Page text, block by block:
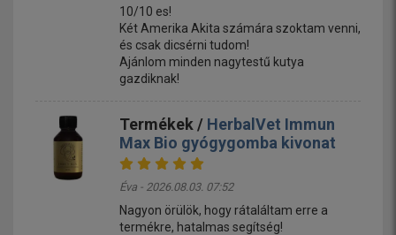
10/10 es!
Két Amerika Akita számára szoktam venni,
és csak dicsérni tudom!
Ajánlom minden nagytestű kutya
gazdiknak!
Termékek / HerbalVet Immun
Max Bio gyógygomba kivonat
Éva - 2026.08.03. 07:52
Nagyon örülök, hogy rátaláltam erre a
termékre, hatalmas segítség!